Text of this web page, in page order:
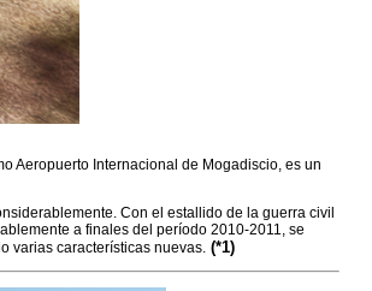
Con el estallido de la guerra civil
a finales del período 2010-2011, se
varias características nuevas. (*1)